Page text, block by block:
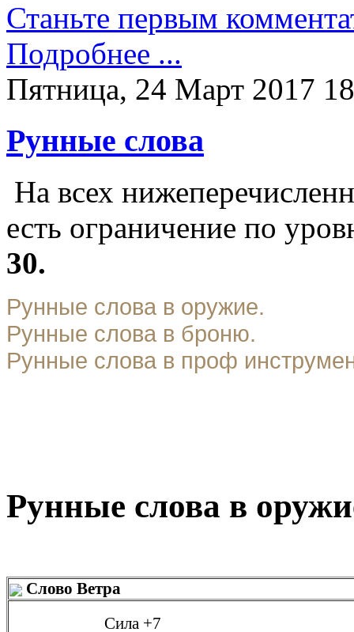
Станьте первым
Подробнее ...
Пятница, 24 Март 2017
Рунные слова
На всех
есть ограничение по
30.
Рунные слова в оружие.
Рунные слова в броню.
Рунные слова в проф
Рунные слова в
Слово Ветра
Сила +7